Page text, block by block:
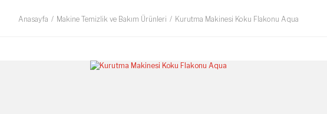
Anasayfa Makine Temizlik ve Bakım Ürünleri Kurutma Makinesi Koku Flakonu Aqua